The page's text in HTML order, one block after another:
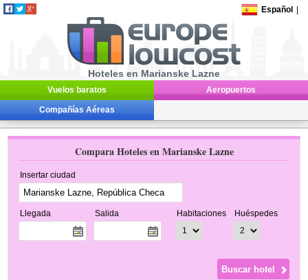
Español
Hoteles en Marianske Lazne
Vuelos baratos Aeropuertos
Compañías Aéreas
Compara Hoteles en Marianske Lazne
Insertar ciudad
Llegada Salida Habitaciones Huéspedes